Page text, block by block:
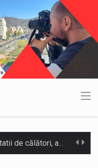
Municipiul Baia Mare, prin Serviciul Public Comunitar Local de Evidență a Persoanelor - Serviciul Evidența Persoanelor, îi informează pe cetățenii…